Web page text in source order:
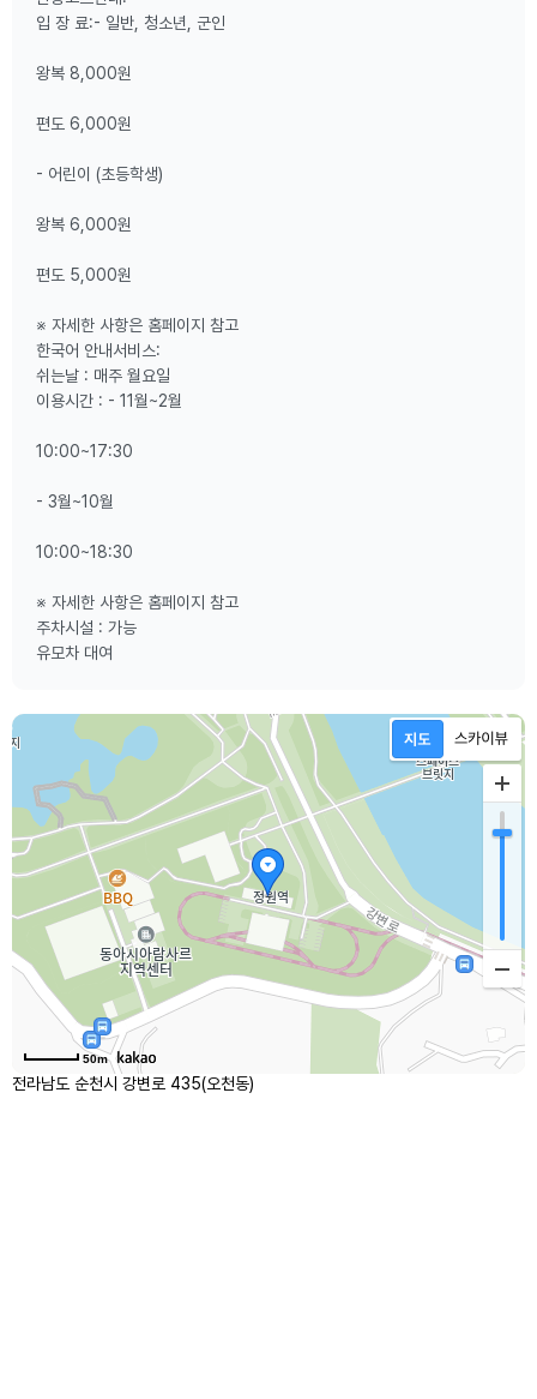
입 장 료:- 일반, 청소년, 군인
왕복 8,000원
편도 6,000원
- 어린이 (초등학생)
왕복 6,000원
편도 5,000원
※ 자세한 사항은 홈페이지 참고
한국어 안내서비스:
쉬는날 : 매주 월요일
이용시간 : - 11월~2월
10:00~17:30
- 3월~10월
10:00~18:30
※ 자세한 사항은 홈페이지 참고
주차시설 : 가능
유모차 대여
50m
전라남도 순천시 강변로 435(오천동)